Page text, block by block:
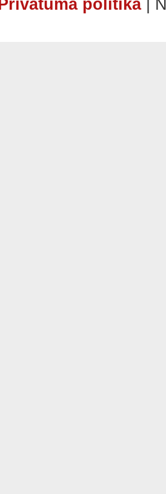
Privātuma politika|